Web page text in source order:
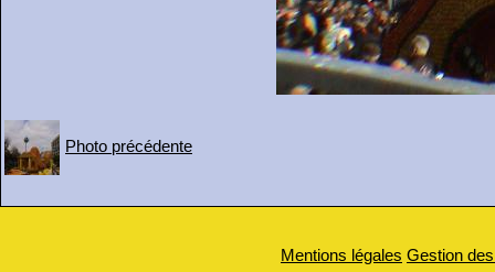
Photo précédente
Mentions légales Gestion